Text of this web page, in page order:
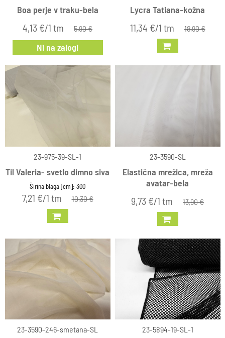
Boa perje v traku-bela
4,13 €/1 tm 5,90 €
Ni na zalogi
Lycra Tatiana-kožna
11,34 €/1 tm 18,90 €
23-975-39-SL-1
Til Valeria- svetlo dimno siva
Širina blaga [cm]: 300
7,21 €/1 tm 10,30 €
23-3590-SL
Elastična mrežica, mreža
avatar-bela
9,73 €/1 tm 13,90 €
23-3590-246-smetana-SL 23-5894-19-SL-1